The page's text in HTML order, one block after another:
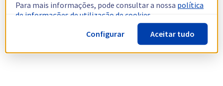
Para mais informações, pode consultar a nossa política
de informações de utilização de cookies.
Configurar
Aceitar tudo